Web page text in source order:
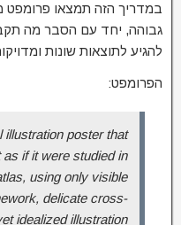
במדריך הזה תמצאו פרומפט
גבוהה, יחד עם הסבר מה
להגיע לתוצאות שונות
הפרומפט:
illustration poster that
if it were studied in
using only visible
delicate cross-
idealized illustration